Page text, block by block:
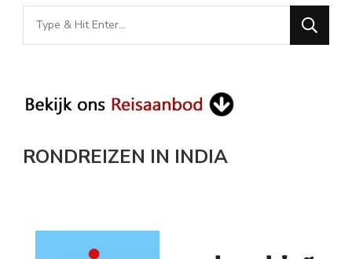
Looking
for
RONDREIZEN IN INDIA